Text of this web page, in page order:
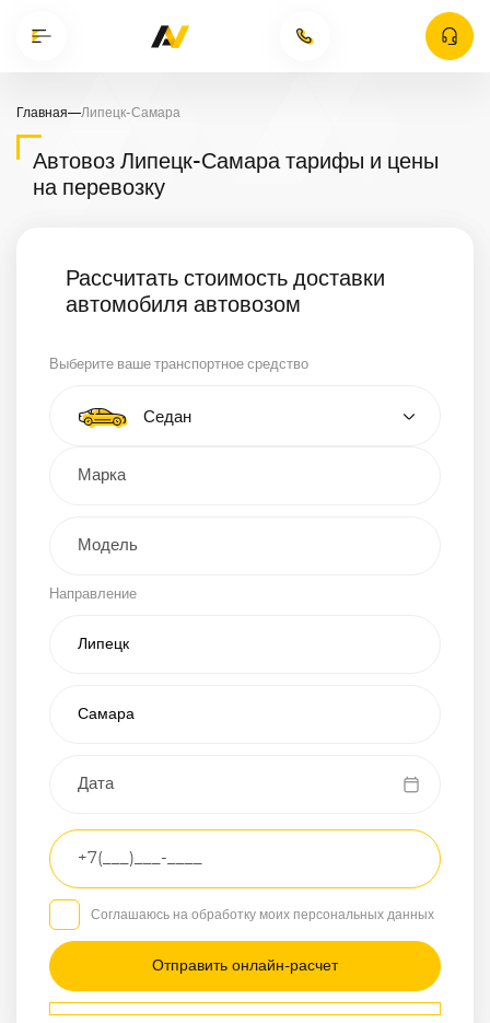
Главная—Липецк-Самара
Автовоз Липецк-Самара тарифы и цены
на перевозку
Рассчитать стоимость доставки
автомобиля автовозом
Выберите ваше транспортное средство
Тип автомобиля
Седан
Кроссовер
Грузовой
Другое
Направление
Транспортное
средство
Седан
/
Маршрут
Липецк —
Соглашаюсь на обработку моих персональных данных